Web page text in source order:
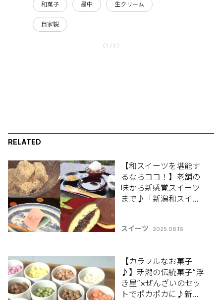
和菓子 最中 生クリーム
自家製
〈 1 / 1 〉
RELATED
【和スイーツを堪能す
るならココ！】老舗の
味から新感覚スイーツ
まで♪「新潟和スイー
スイーツ 2025.06.16
【カラフルなお菓子
♪】新潟の伝統菓子“浮
き星”×ぜんざいのセッ
トでポカポカに♪新潟